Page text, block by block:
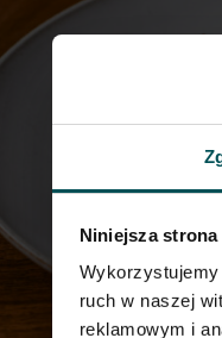
Niniejsza
ruch w naszej
reklamowym i